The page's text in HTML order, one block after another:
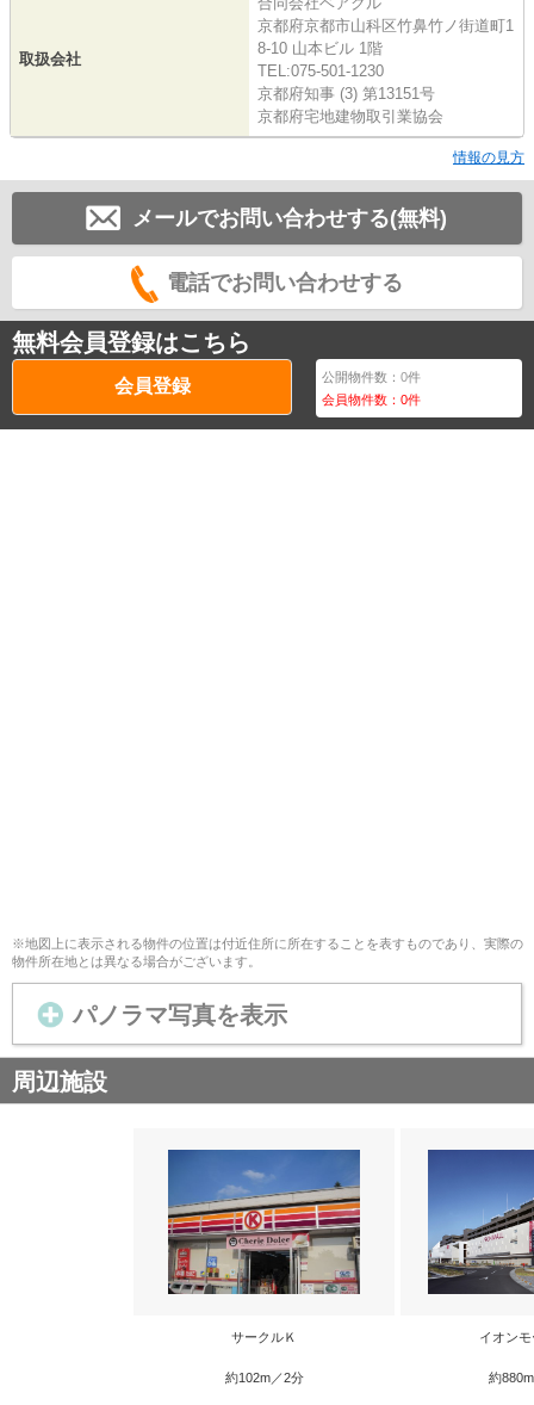
取扱会社
京都府京都市山科区竹鼻竹ノ街道町1
8-10 山本ビル 1階
TEL:075-501-1230
京都府知事 (3) 第13151号
京都府宅地建物取引業協会
情報の見方
メールでお問い合わせする(無料)
電話でお問い合わせする
無料会員登録はこちら
会員登録 公開物件数：0件
会員物件数：0件
※地図上に表示される物件の位置は付近住所に所在することを表すものであり、実際の
物件所在地とは異なる場合がございます。
パノラマ写真を表示
周辺施設
サークルＫ
約102m／2分
イオン
約